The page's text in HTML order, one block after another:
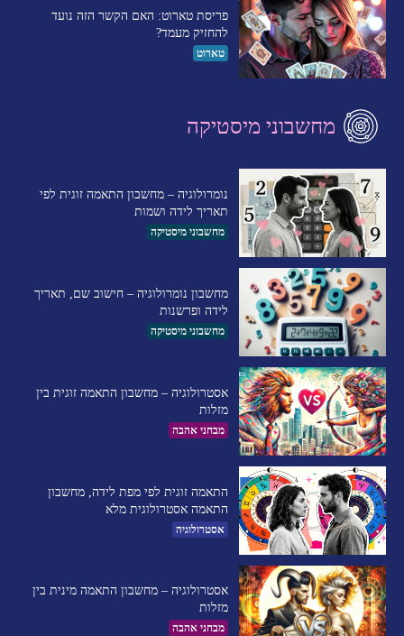
פריסת טארוט: האם הקשר הזה נועד
להחזיק מעמד?
טארוט
מחשבוני מיסטיקה
נומרולוגיה – מחשבון התאמה זוגית לפי
תאריך לידה ושמות
מחשבוני מיסטיקה
מחשבון נומרולוגיה – חישוב שם, תאריך
לידה ופרשנות
מחשבוני מיסטיקה
אסטרולוגיה – מחשבון התאמה זוגית בין
מזלות
מבחני אהבה
התאמה זוגית לפי מפת לידה, מחשבון
התאמה אסטרולוגית מלא
אסטרולוגיה
אסטרולוגיה – מחשבון התאמה מינית בין
מזלות
מבחני אהבה